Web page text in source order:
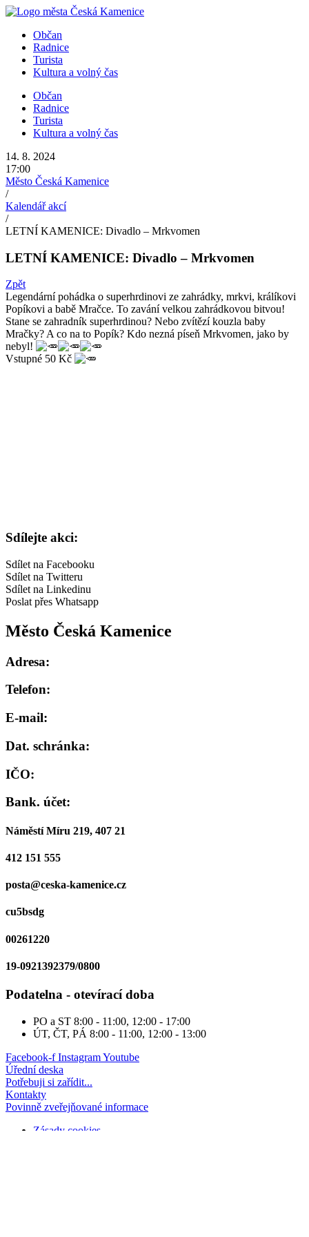
Přejít
obsahuObčan
Radnice
Turista
Kultura a volný čas
Občan
Radnice
Turista
Kultura a volný čas
14. 8. 2024
17:00
Město Česká Kamenice
/
Kalendář akcí
/
LETNÍ KAMENICE: Divadlo – Mrkvomen
LETNÍ KAMENICE: Divadlo – Mrkvomen
Zpět
Legendární pohádka o superhrdinovi ze zahrádky, mrkvi, králíkovi
Popíkovi a babě Mračce. To zavání velkou zahrádkovou bitvou!
Stane se zahradník superhrdinou? Nebo zvítězí kouzla baby
Mračky? A co na to Popík? Kdo nezná píseň Mrkvomen, jako by
nebyl!
Vstupné 50 Kč
Sdílejte akci:
Sdílet na Facebooku
Sdílet na Twitteru
Sdílet na Linkedinu
Poslat přes Whatsapp
Město Česká Kamenice
Adresa:
Telefon:
E-mail:
Dat. schránka:
IČO:
Bank. účet:
Náměstí Míru 219, 407 21
412 151 555
posta@ceska-kamenice.cz
cu5bsdg
00261220
19-0921392379/0800
Podatelna - otevírací doba
PO a ST 8:00 - 11:00, 12:00 - 17:00
ÚT, ČT, PÁ 8:00 - 11:00, 12:00 - 13:00
Facebook-f InstagramYoutube
Úřední deska
Potřebuji si zařídit...
Kontakty
Povinně zveřejňované informace
Zásady cookies